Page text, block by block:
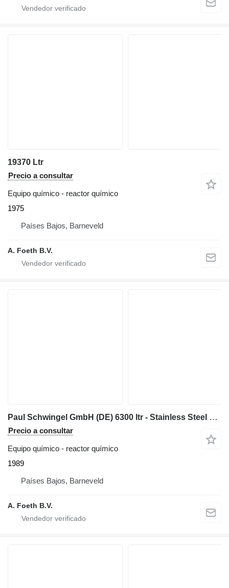
19370 Ltr
Precio a consultar
Equipo químico - reactor químico
1975
Países Bajos, Barneveld
A. Foeth B.V.
Paul Schwingel GmbH (DE) 6300 ltr - Stainless Steel Reactor
Precio a consultar
Equipo químico - reactor químico
1989
Países Bajos, Barneveld
A. Foeth B.V.